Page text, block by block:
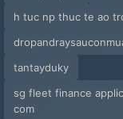
h tuc np thuc te ao
tantayduky
sg fleet finance
com